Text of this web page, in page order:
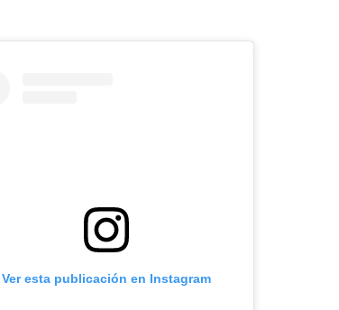
Ver esta publicación en Instagram